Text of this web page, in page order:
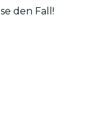
den Fall!